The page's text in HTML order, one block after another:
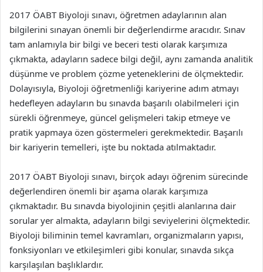
2017 ÖABT Biyoloji sınavı, öğretmen adaylarının alan
bilgilerini sınayan önemli bir değerlendirme aracıdır. Sınav
tam anlamıyla bir bilgi ve beceri testi olarak karşımıza
çıkmakta, adayların sadece bilgi değil, aynı zamanda analitik
düşünme ve problem çözme yeteneklerini de ölçmektedir.
Dolayısıyla, Biyoloji öğretmenliği kariyerine adım atmayı
hedefleyen adayların bu sınavda başarılı olabilmeleri için
sürekli öğrenmeye, güncel gelişmeleri takip etmeye ve
pratik yapmaya özen göstermeleri gerekmektedir. Başarılı
bir kariyerin temelleri, işte bu noktada atılmaktadır.
2017 ÖABT Biyoloji sınavı, birçok adayı öğrenim sürecinde
değerlendiren önemli bir aşama olarak karşımıza
çıkmaktadır. Bu sınavda biyolojinin çeşitli alanlarına dair
sorular yer almakta, adayların bilgi seviyelerini ölçmektedir.
Biyoloji biliminin temel kavramları, organizmaların yapısı,
fonksiyonları ve etkileşimleri gibi konular, sınavda sıkça
karşılaşılan başlıklardır.